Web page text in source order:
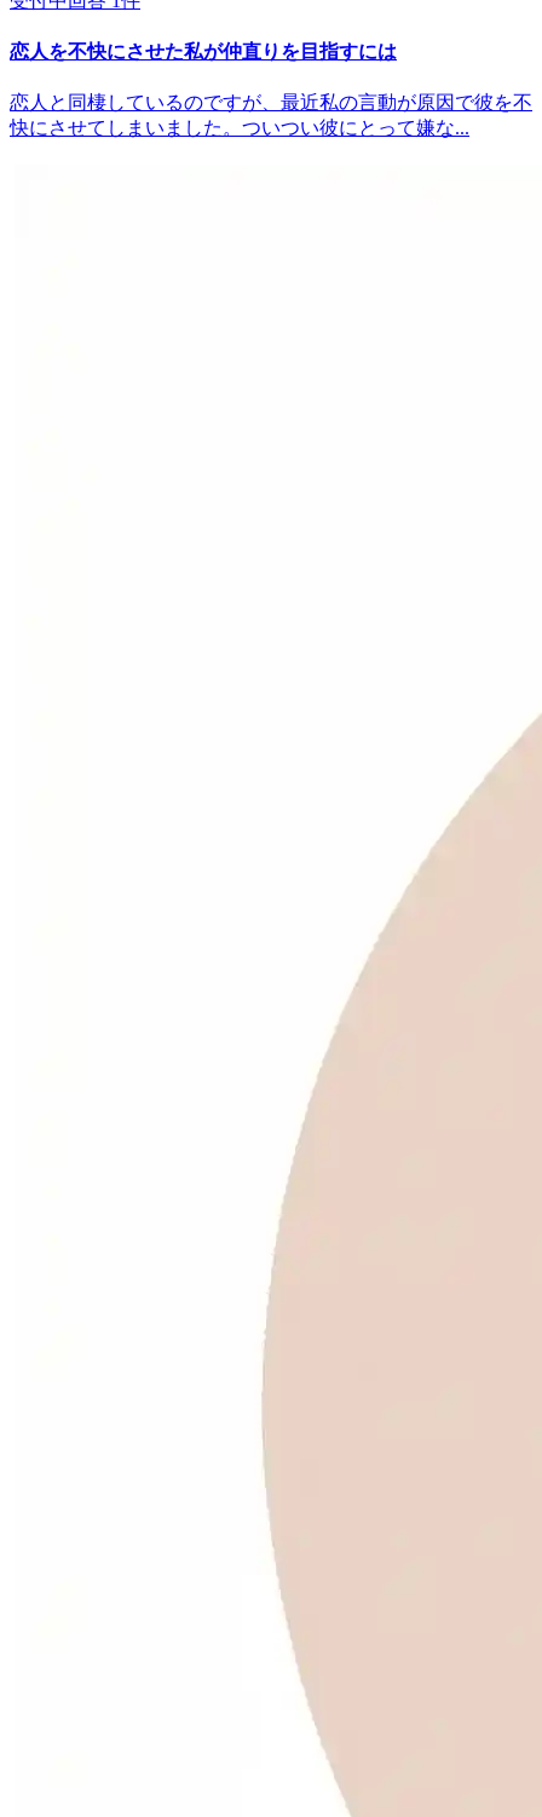
恋人を不快にさせた私が仲直りを目指すには
恋人と同棲しているのですが、最近私の言動が原因で彼を不
快にさせてしまいました。ついつい彼にとって嫌な...